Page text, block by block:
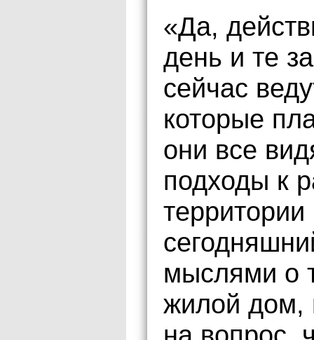
«Да,
день и те
сейчас
которые
они все
подходы к
мыслями о
жилой дом,